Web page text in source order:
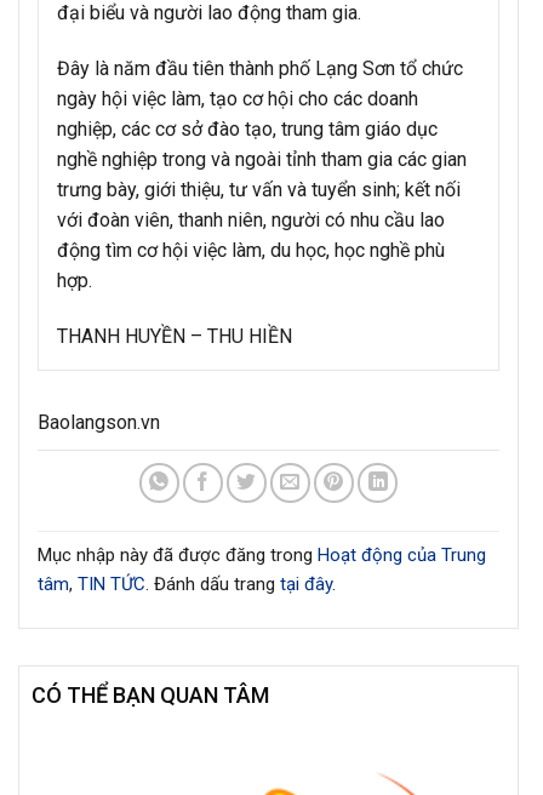
đại biểu và người lao động tham gia.
Đây là năm đầu tiên thành phố Lạng Sơn tổ chức
ngày hội việc làm, tạo cơ hội cho các doanh
nghiệp, các cơ sở đào tạo, trung tâm giáo dục
nghề nghiệp trong và ngoài tỉnh tham gia các gian
trưng bày, giới thiệu, tư vấn và tuyển sinh; kết nối
với đoàn viên, thanh niên, người có nhu cầu lao
động tìm cơ hội việc làm, du học, học nghề phù
hợp.
THANH HUYỀN – THU HIỀN
Baolangson.vn
Mục nhập này đã được đăng trong Hoạt động của Trung
tâm, TIN TỨC. Đánh dấu trang tại đây.
CÓ THỂ BẠN QUAN TÂM